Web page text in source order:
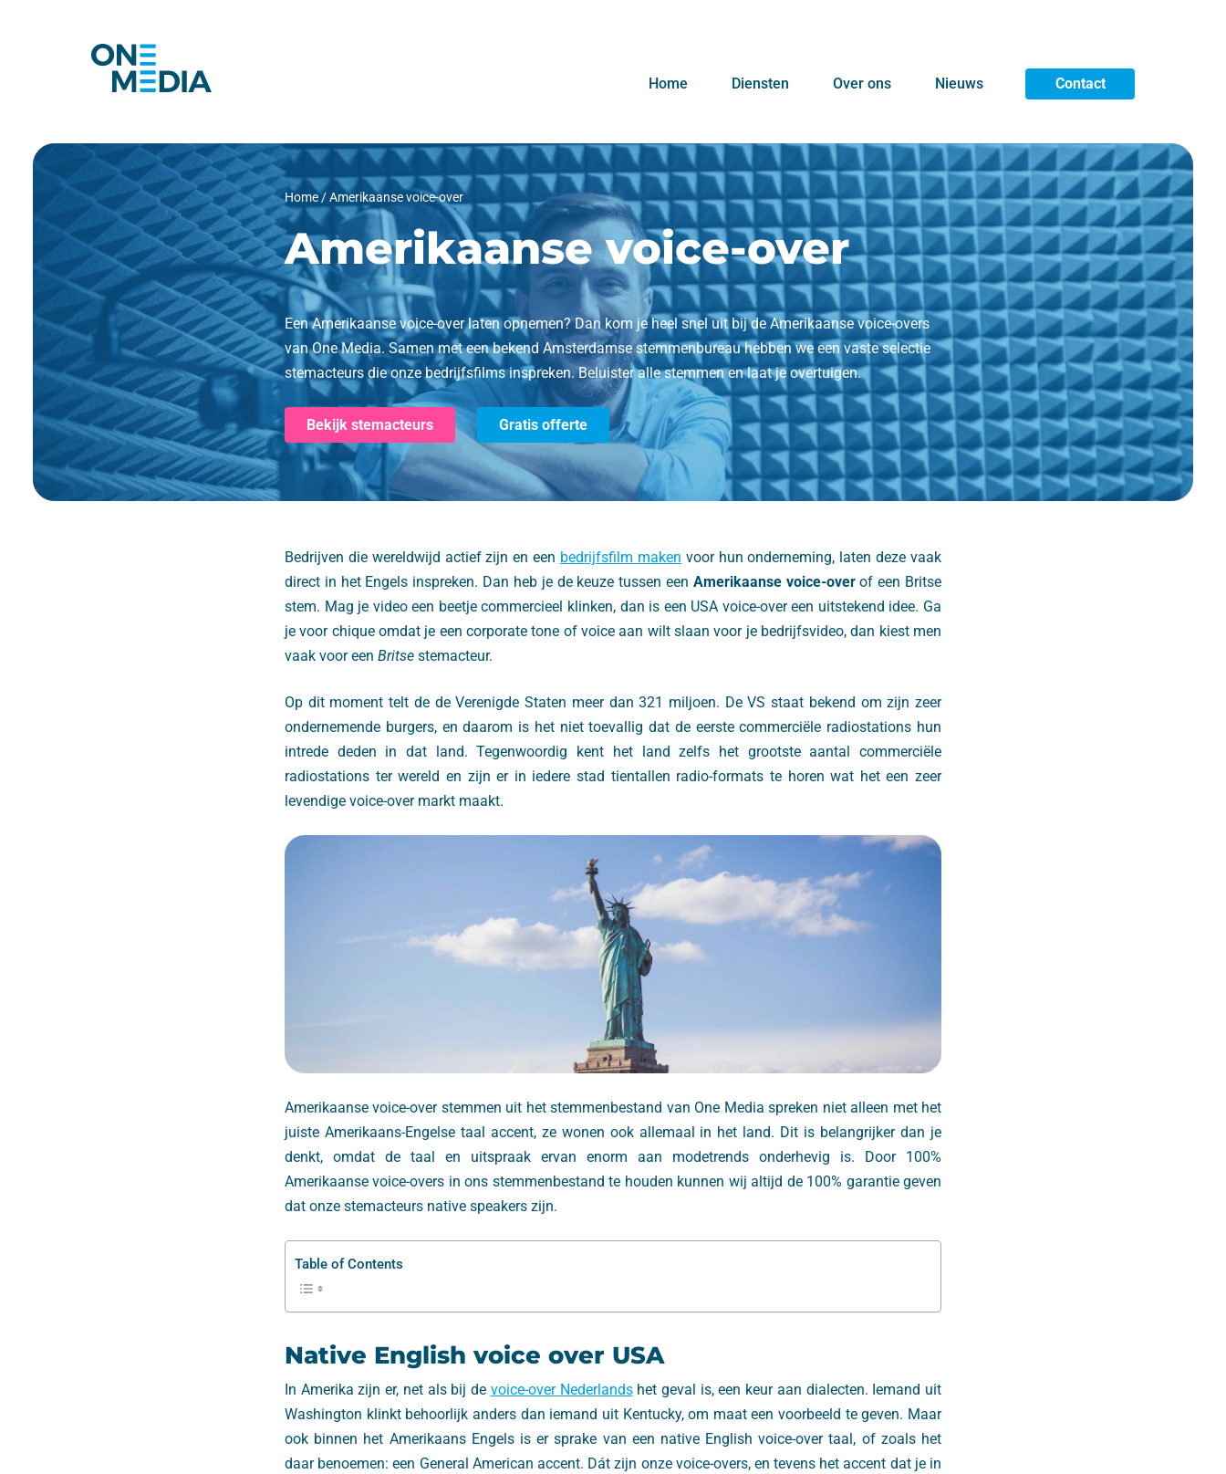
Home Diensten Over ons Nieuws Contact
Home/Amerikaanse voice-over
Amerikaanse voice-over
Een Amerikaanse voice-over laten opnemen? Dan kom je heel snel uit bij de Amerikaanse voice-overs
van One Media. Samen met een bekend Amsterdamse stemmenbureau hebben we een vaste selectie
stemacteurs die onze bedrijfsfilms inspreken. Beluister alle stemmen en laat je overtuigen.
Bekijk stemacteurs Gratis offerte
Bedrijven die wereldwijd actief zijn en een bedrijfsfilm maken voor hun onderneming, laten deze vaak
direct in het Engels inspreken. Dan heb je de keuze tussen een Amerikaanse voice-overof een Britse
stem. Mag je video een beetje commercieel klinken, dan is een USA voice-over een uitstekend idee. Ga
je voor chique omdat je een corporate tone of voice aan wilt slaan voor je bedrijfsvideo, dan kiest men
vaak voor een Britse stemacteur.
Op dit moment telt de de Verenigde Staten meer dan 321 miljoen. De VS staat bekend om zijn zeer
ondernemende burgers, en daarom is het niet toevallig dat de eerste commerciële radiostations hun
intrede deden in dat land. Tegenwoordig kent het land zelfs het grootste aantal commerciële
radiostations ter wereld en zijn er in iedere stad tientallen radio-formats te horen wat het een zeer
levendige voice-over markt maakt.
Amerikaanse voice-over stemmen uit het stemmenbestand van One Media spreken niet alleen met het
juiste Amerikaans-Engelse taal accent, ze wonen ook allemaal in het land. Dit is belangrijker dan je
denkt, omdat de taal en uitspraak ervan enorm aan modetrends onderhevig is. Door 100%
Amerikaanse voice-overs in ons stemmenbestand te houden kunnen wij altijd de 100% garantie geven
dat onze stemacteurs native speakers zijn.
Table of Contents
Native English voice over USA
In Amerika zijn er, net als bij de voice-over Nederlandshet geval is, een keur aan dialecten. Iemand uit
Washington klinkt behoorlijk anders dan iemand uit Kentucky, om maat een voorbeeld te geven. Maar
ook binnen het Amerikaans Engels is er sprake van een native English voice-over taal, of zoals het
daar benoemen: een General American accent. Dát zijn onze voice-overs, en tevens het accent dat je in